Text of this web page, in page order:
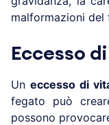
malformazioni del
Eccesso
Un eccesso di
fegato può
possono